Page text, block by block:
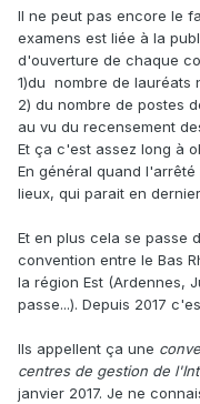
Il ne peut pas encore le
examens est liée à la
d'ouverture de chaque
1)du nombre de lauréats
2) du nombre de postes
au vu du recensement
Et ça c'est assez long à
En général quand
lieux, qui parait en
Et en plus cela se passe
convention entre le Bas
la région Est (Ardennes,
passe...). Depuis 2017
Ils appellent ça une
centres de gestion de
janvier 2017. Je ne